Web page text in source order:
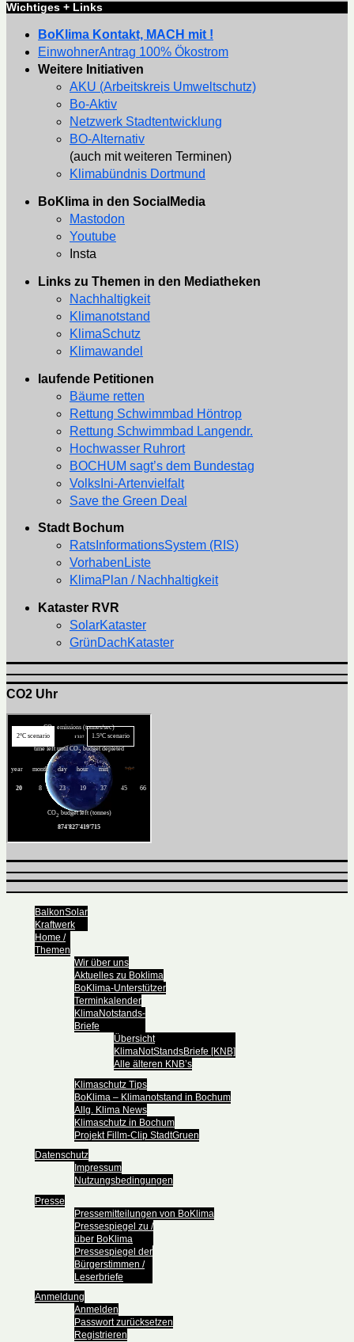
Wichtiges + Links
BoKlima Kontakt, MACH mit !
EinwohnerAntrag 100% Ökostrom
Weitere Initiativen
AKU (Arbeitskreis Umweltschutz)
Bo-Aktiv
Netzwerk Stadtentwicklung
BO-Alternativ
(auch mit weiteren Terminen)
Klimabündnis Dortmund
BoKlima in den SocialMedia
Mastodon
Youtube
Insta
Links zu Themen in den Mediatheken
Nachhaltigkeit
Klimanotstand
KlimaSchutz
Klimawandel
laufende Petitionen
Bäume retten
Rettung Schwimmbad Höntrop
Rettung Schwimmbad Langendr.
Hochwasser Ruhrort
BOCHUM sagt’s dem Bundestag
VolksIni-Artenvielfalt
Save the Green Deal
Stadt Bochum
RatsInformationsSystem (RIS)
VorhabenListe
KlimaPlan / Nachhaltigkeit
Kataster RVR
SolarKataster
GrünDachKataster
CO2 Uhr
BalkonSolar
Kraftwerk
Home /
Themen
Wir über uns
Aktuelles zu Boklima
BoKlima-Unterstützer
Terminkalender
KlimaNotstands-
Briefe
Übersicht
KlimaNotStandsBriefe [KNB]
Alle älteren KNB’s
Klimaschutz Tips
BoKlima – Klimanotstand in Bochum
Allg. Klima News
Klimaschutz in Bochum
Projekt Fillm-Clip StadtGruen
Datenschutz
Impressum
Nutzungsbedingungen
Presse
Pressemitteilungen von BoKlima
Pressespiegel zu /
über BoKlima
Pressespiegel der
Bürgerstimmen /
Leserbriefe
Anmeldung
Anmelden
Passwort zurücksetzen
Registrieren